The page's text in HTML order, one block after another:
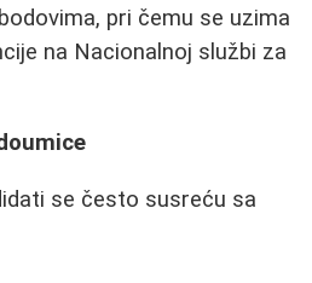
pri čemu se uzima
na Nacionalnoj službi za
se često susreću sa